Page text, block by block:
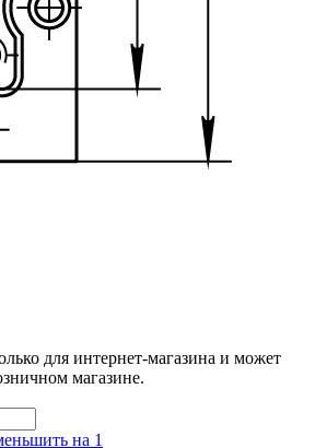
для интернет-магазина и может
магазине.